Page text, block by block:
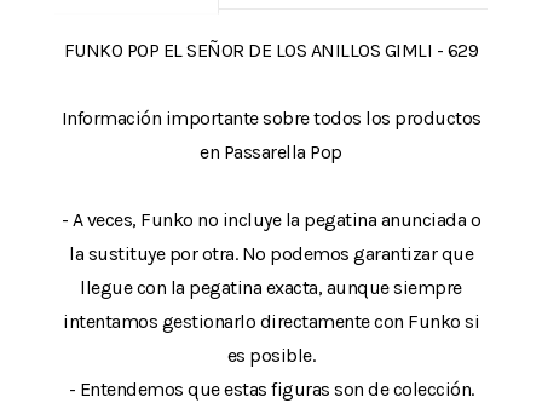
FUNKO POP EL SEÑOR DE LOS ANILLOS GIMLI - 629
Información importante sobre todos los productos
en Passarella Pop
- A veces, Funko no incluye la pegatina anunciada o
la sustituye por otra. No podemos garantizar que
llegue con la pegatina exacta, aunque siempre
intentamos gestionarlo directamente con Funko si
es posible.
- Entendemos que estas figuras son de colección.